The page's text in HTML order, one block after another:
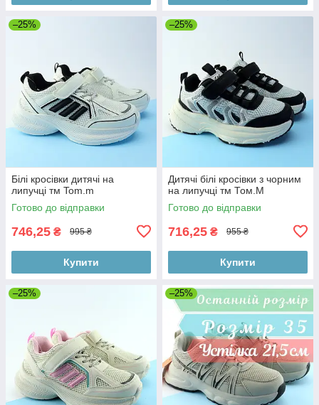
–25%
Білі кросівки дитячі на
липучці тм Tom.m
Готово до відправки
746,25 ₴ 995 ₴
Купити
–25%
Дитячі білі кросівки з чорним
на липучці тм Том.M
Готово до відправки
716,25 ₴ 955 ₴
Купити
–25% –25%